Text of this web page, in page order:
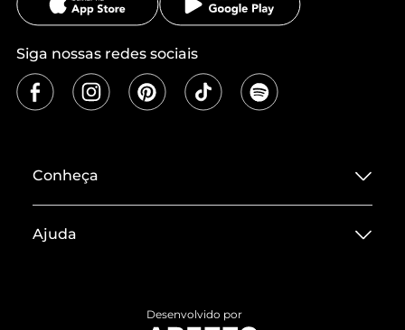
Siga nossas redes sociais
Conheça
Termos de Uso
Ajuda
Desenvolvido por